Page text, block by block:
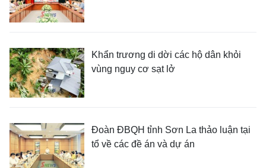
Khẩn trương di dời các hộ dân khỏi
vùng nguy cơ sạt lở
Đoàn ĐBQH tỉnh Sơn La thảo luận tại
tổ về các đề án và dự án